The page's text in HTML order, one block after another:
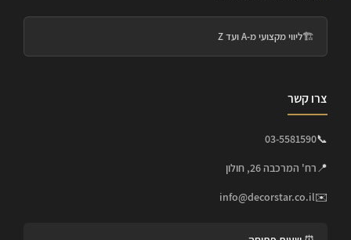
🏗️ליווי מקצועי מ-A ועד Z
צרו קשר
📞
03-5581590
📍רח' המרכבה 26, חולון
✉️
info@decorstar.co.il